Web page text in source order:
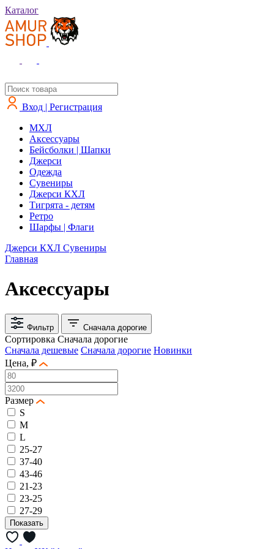
Каталог
Вход | Регистрация
MXЛ
Аксессуары
Бейсболки | Шапки
Джерси
Одежда
Сувениры
Джерси КХЛ
Тигрята - детям
Ретро
Шарфы | Флаги
Джерси КХЛ Сувениры
Главная
Аксессуары
Фильтр Сначала дорогие
Сортировка Сначала дорогие
Сначала дешевые Сначала дорогие Новинки
Цена, ₽
Размер
S
M
L
25-27
37-40
43-46
21-23
23-25
27-29